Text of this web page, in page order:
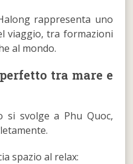
rappresenta uno
viaggio, tra formazioni
al mondo.
tra mare e
si svolge a Phu Quoc,
spazio al relax: